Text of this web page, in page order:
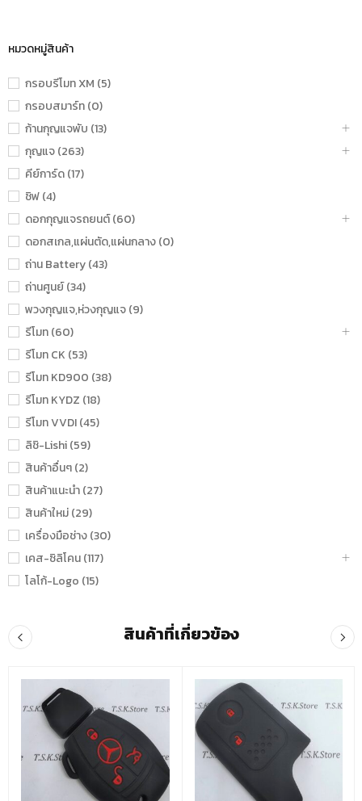
หมวดหมู่สินค้า
กรอบรีโมท XM (5)
กรอบสมาร์ท (0)
ก้านกุญแจพับ (13)
กุญแจ (263)
คีย์การ์ด (17)
ชิฟ (4)
ดอกกุญแจรถยนต์ (60)
ดอกสเกล,แผ่นตัด,แผ่นกลาง (0)
ถ่าน Battery (43)
ถ่านศูนย์ (34)
พวงกุญแจ,ห่วงกุญแจ (9)
รีโมท (60)
รีโมท CK (53)
รีโมท KD900 (38)
รีโมท KYDZ (18)
รีโมท VVDI (45)
ลิชิ-Lishi (59)
สินค้าอื่นๆ (2)
สินค้าแนะนำ (27)
สินค้าใหม่ (29)
เครื่องมือช่าง (30)
เคส-ซิลิโคน (117)
โลโก้-Logo (15)
สินค้าที่เกี่ยวข้อง